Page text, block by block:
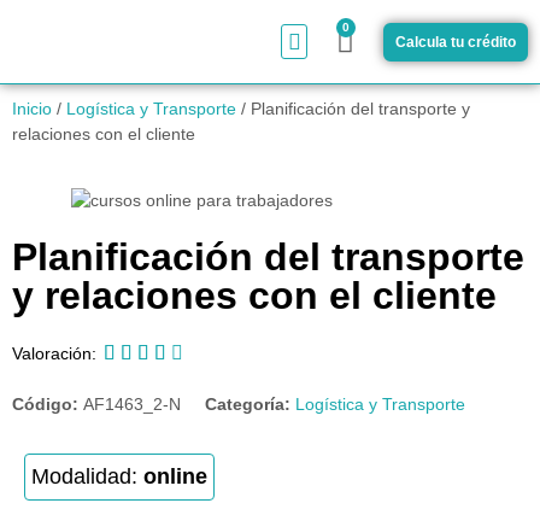
0
Calcula tu crédito
Inicio / Logística y Transporte / Planificación del transporte y
relaciones con el cliente
Planificación del transporte
y relaciones con el cliente
Valoración:     
Código: AF1463_2-N Categoría: Logística y Transporte
Modalidad: online